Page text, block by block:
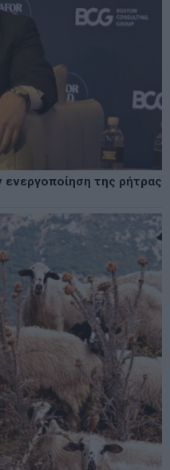
ενεργοποίηση της ρήτρας